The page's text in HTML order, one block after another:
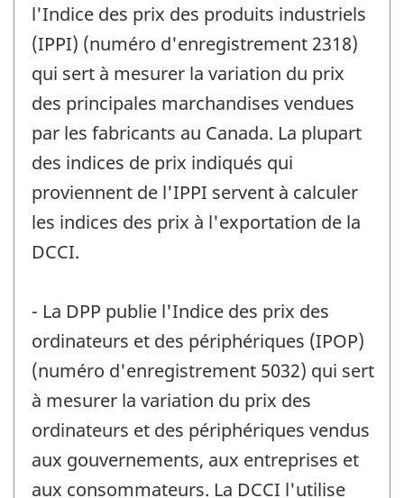
l'Indice des prix des produits industriels
(IPPI) (numéro d'enregistrement 2318)
qui sert à mesurer la variation du prix
des principales marchandises vendues
par les fabricants au Canada. La plupart
des indices de prix indiqués qui
proviennent de l'IPPI servent à calculer
les indices des prix à l'exportation de la
DCCI.
- La DPP publie l'Indice des prix des
ordinateurs et des périphériques (IPOP)
(numéro d'enregistrement 5032) qui sert
à mesurer la variation du prix des
ordinateurs et des périphériques vendus
aux gouvernements, aux entreprises et
aux consommateurs. La DCCI l'utilise